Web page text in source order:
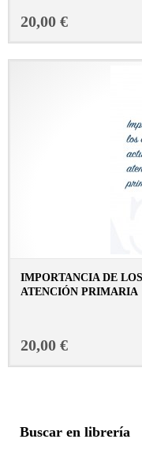
20,00 €
IMPORTANCIA DE
ATENCIÓN PRIMARIA
20,00 €
Buscar en librería